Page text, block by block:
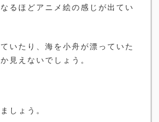
るほどアニメ絵の感じが出てい
いたり、海を小舟が漂っていた
見えないでしょう。
しょう。